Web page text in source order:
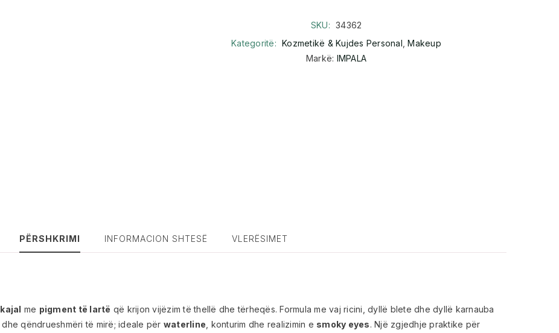
SKU: 34362
Kategoritë: Kozmetikë & Kujdes Personal ,Makeup
Markë: IMPALA
PËRSHKRIMI INFORMACION SHTESË VLERËSIMET
kajal me pigment të lartë që krijon vijëzim të thellë dhe tërheqës. Formula me vaj ricini, dyllë blete dhe dyllë karnauba
dhe qëndrueshmëri të mirë; ideale për waterline , konturim dhe realizimin e smoky eyes. Një zgjedhje praktike për